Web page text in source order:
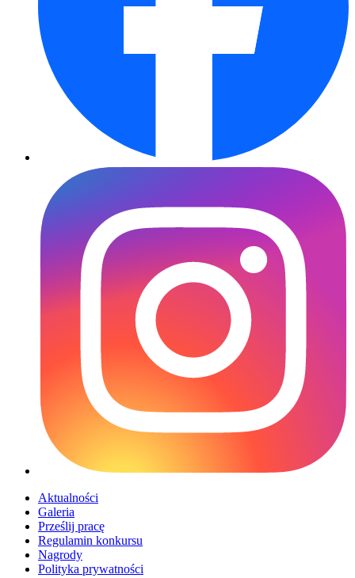
Aktualności
Galeria
Prześlij pracę
Regulamin konkursu
Nagrody
Polityka prywatności